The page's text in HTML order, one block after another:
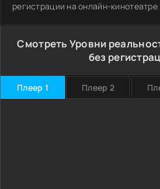
регистрации на онлайн-
Смотреть Уровни
без
Плеер 1 Плеер 2